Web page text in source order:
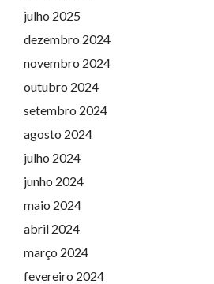
julho 2025
dezembro 2024
novembro 2024
outubro 2024
setembro 2024
agosto 2024
julho 2024
junho 2024
maio 2024
abril 2024
março 2024
fevereiro 2024